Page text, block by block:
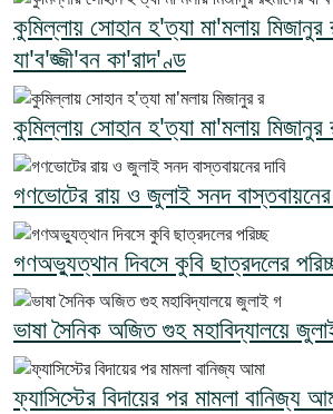
কুমিল্লায় সোহান হ'ত্যা মা'মলায় মিজানুর
যা'ব'জ্জী'বন কা'রাদ'ণ্ড
কুমিল্লায় সোহান হ'ত্যা মা'মলায় মিজানুর
গণভোটের রায় ও জুলাই সনদ বাস্তবায়নের
গণঅভ্যুত্থান দিবসে কুবি ছাত্রদলের
ভাষা সৈনিক অজিত গুহ মহাবিদ্যালয়ে
ফ্যাসিস্টের বিদায়ের পর মামলা বানিজ্য